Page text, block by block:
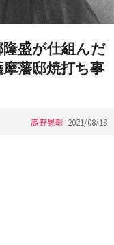
盛が仕組んだ
藩邸焼打ち事
高野晃彰 2021/08/18